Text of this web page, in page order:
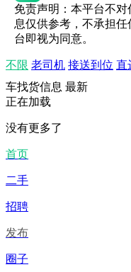
免责声明：本平台不
息仅供参考，不承担
台即视为同意。
不限 老司机 接送到位 直
车找货信息 最新
正在加载
没有更多了
首页
二手
招聘
发布
圈子